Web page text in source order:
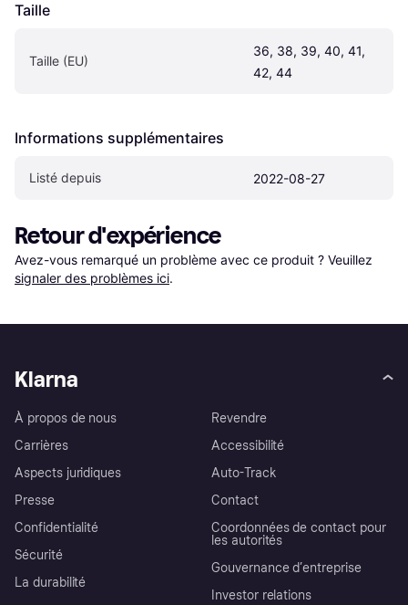
Taille
Taille (EU)
36, 38, 39, 40, 41,
42, 44
Informations supplémentaires
Listé depuis 2022-08-27
Retour d'expérience
Avez-vous remarqué un problème avec ce produit ? Veuillez
signaler des problèmes ici.
Klarna
À propos de nous
Carrières
Aspects juridiques
Presse
Confidentialité
Sécurité
La durabilité
Revendre
Accessibilité
Auto-Track
Contact
Coordonnées de contact pour
les autorités
Gouvernance d’entreprise
Investor relations